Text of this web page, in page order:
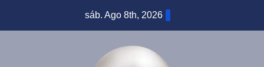
sáb. Ago 8th, 2026